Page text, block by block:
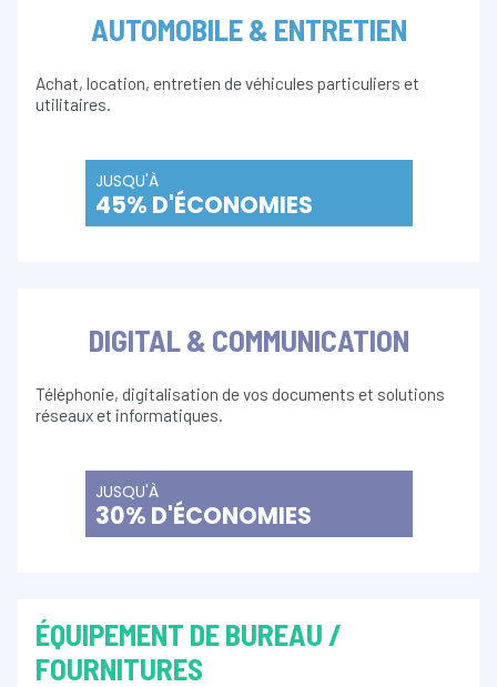
AUTOMOBILE & ENTRETIEN
Achat, location, entretien de véhicules particuliers et
utilitaires.
JUSQU'À
45% D'ÉCONOMIES
DIGITAL & COMMUNICATION
Téléphonie, digitalisation de vos documents et solutions
réseaux et informatiques.
JUSQU'À
30% D'ÉCONOMIES
ÉQUIPEMENT DE BUREAU /
FOURNITURES